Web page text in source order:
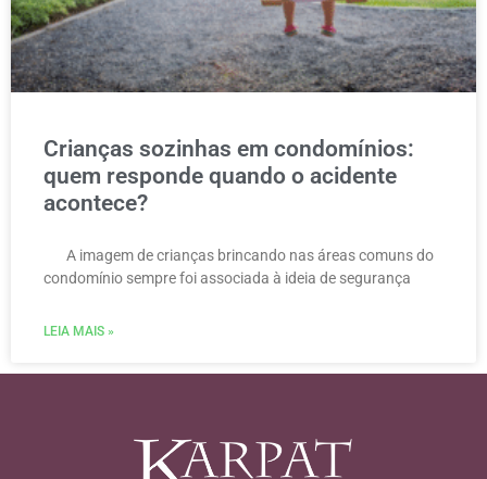
Crianças sozinhas em condomínios:
quem responde quando o acidente
acontece?
A imagem de crianças brincando nas áreas comuns do
condomínio sempre foi associada à ideia de segurança
LEIA MAIS »